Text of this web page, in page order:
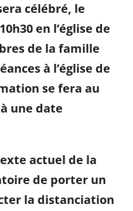
célébré, le
en l’église de
de la famille
à l’église de
se fera au
une date
actuel de la
de porter un
la distanciation